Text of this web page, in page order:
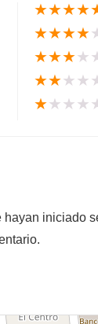
★★★★
★★★★
★★★★
★★★★
★★★★
iniciado